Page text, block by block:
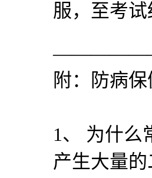
服，至考
附：防病保
1、 为什么
产生大量